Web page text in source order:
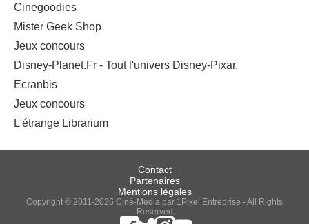
Cinegoodies
Mister Geek Shop
Jeux concours
Disney-Planet.Fr - Tout l'univers Disney-Pixar.
Ecranbis
Jeux concours
L'étrange Librarium
Contact
Partenaires
Mentions légales
Copyright © 2011-2026 Ciné-Média par 1Pixel Entreprise - All Rights
Reserved